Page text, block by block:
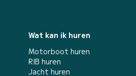
Wat kan ik huren
Motorboot huren
RIB huren
Jacht huren